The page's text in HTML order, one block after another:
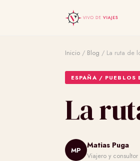
Inicio / Blog / La ruta de
ESPAÑA / PUEBLOS
La
MP
Matias Puga
Viajero y